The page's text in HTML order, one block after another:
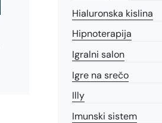
Hialuronska kislina
Hipnoterapija
Igralni salon
Igre na srečo
Illy
Imunski sistem